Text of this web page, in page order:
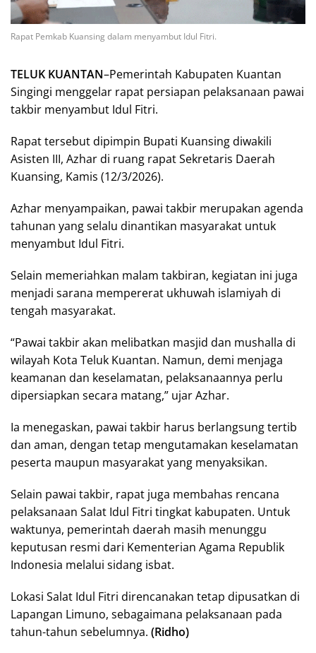
Rapat Pemkab Kuansing dalam menyambut Idul Fitri.
TELUK KUANTAN–Pemerintah Kabupaten Kuantan
Singingi menggelar rapat persiapan pelaksanaan pawai
takbir menyambut Idul Fitri.
Rapat tersebut dipimpin Bupati Kuansing diwakili
Asisten III, Azhar di ruang rapat Sekretaris Daerah
Kuansing, Kamis (12/3/2026).
Azhar menyampaikan, pawai takbir merupakan agenda
tahunan yang selalu dinantikan masyarakat untuk
menyambut Idul Fitri.
Selain memeriahkan malam takbiran, kegiatan ini juga
menjadi sarana mempererat ukhuwah islamiyah di
tengah masyarakat.
“Pawai takbir akan melibatkan masjid dan mushalla di
wilayah Kota Teluk Kuantan. Namun, demi menjaga
keamanan dan keselamatan, pelaksanaannya perlu
dipersiapkan secara matang,” ujar Azhar.
Ia menegaskan, pawai takbir harus berlangsung tertib
dan aman, dengan tetap mengutamakan keselamatan
peserta maupun masyarakat yang menyaksikan.
Selain pawai takbir, rapat juga membahas rencana
pelaksanaan Salat Idul Fitri tingkat kabupaten. Untuk
waktunya, pemerintah daerah masih menunggu
keputusan resmi dari Kementerian Agama Republik
Indonesia melalui sidang isbat.
Lokasi Salat Idul Fitri direncanakan tetap dipusatkan di
Lapangan Limuno, sebagaimana pelaksanaan pada
tahun-tahun sebelumnya. (Ridho)